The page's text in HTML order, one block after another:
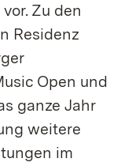
Zu den
Residenz
Open und
ganze Jahr
weitere
im